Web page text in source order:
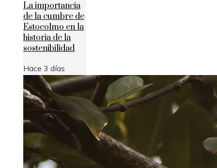
La importancia
de la cumbre de
Estocolmo en la
historia de la
sostenibilidad
Hace 3 días